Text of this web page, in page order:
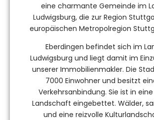
eine charmante Gemeinde im
Ludwigsburg, die zur Region
europäischen Metropolregion
Eberdingen befindet sich im
Ludwigsburg und liegt damit im
unserer Immobilienmakler. Die
7000 Einwohner und besitzt
Verkehrsanbindung. Sie ist in
Landschaft eingebettet. Wälder,
und eine reizvolle